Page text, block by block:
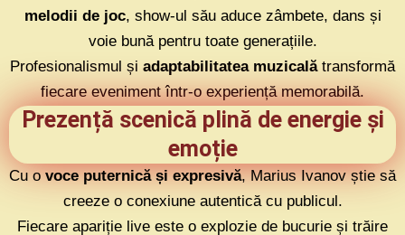
melodii de joc, show-ul său aduce zâmbete, dans și
voie bună pentru toate generațiile.
Profesionalismul și adaptabilitatea muzicalătransformă
fiecare eveniment într-o experiență memorabilă.
Prezență scenică plină de energie și
emoție
Cu ovoce puternică și expresivă, Marius Ivanov știe să
creeze o conexiune autentică cu publicul.
Fiecare apariție live este o explozie de bucurie și trăire